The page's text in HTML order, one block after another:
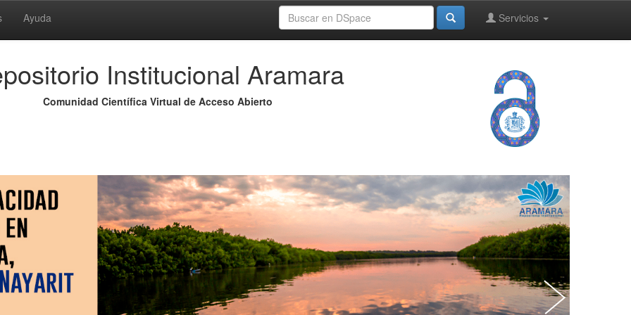
Ayuda Servicios
Institucional Aramara
Comunidad Científica Virtual de Acceso Abierto